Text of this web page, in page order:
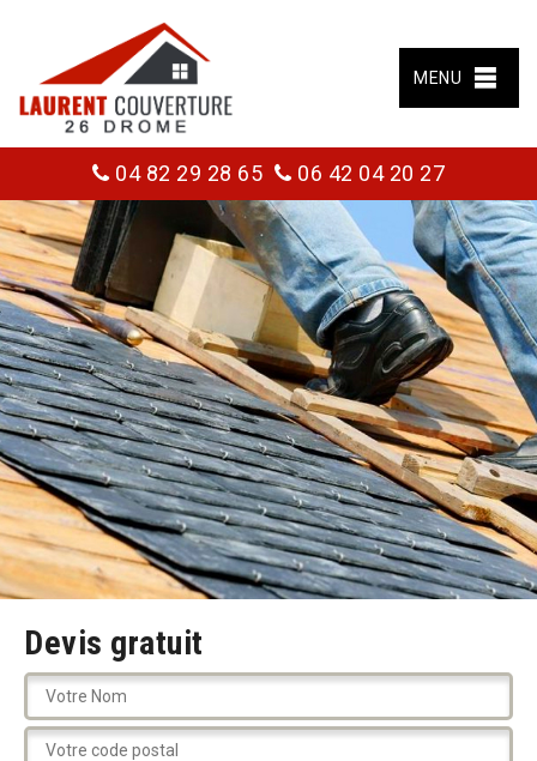
MENU
04 82 29 28 65 06 42 04 20 27
Devis gratuit